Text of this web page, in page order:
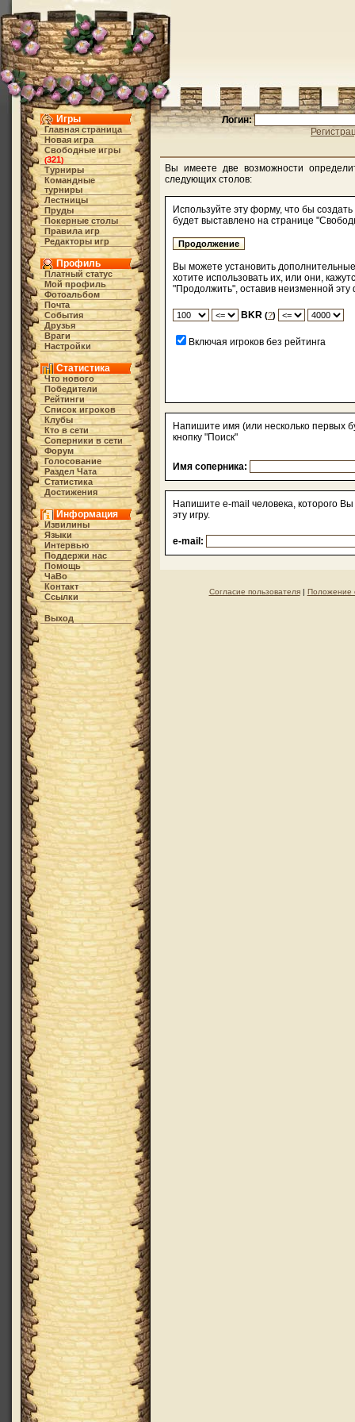
Игры
Главная страница
Новая игра
Свободные игры
(321)
Турниры
Командные
турниры
Лестницы
Пруды
Покерные столы
Правила игр
Редакторы игр
Профиль
Платный статус
Мой профиль
Фотоальбом
Почта
События
Друзья
Враги
Настройки
Статистика
Что нового
Победители
Рейтинги
Список игроков
Клубы
Кто в cети
Соперники в сети
Форум
Голосование
Раздел Чата
Статистика
Достижения
Информация
Извилины
Языки
Интервью
Поддержи нас
Помощь
ЧаВо
Контакт
Ссылки
Выход
Логин:
Вы имеете две возможности
следующих столов:
Используйте эту форму, что бы
будет выставлено на странице
Вы можете установить
хотите использовать их, или они,
"Продолжить", оставив неизменной эту
BKR (?)
Включая игроков без рейтинга
Напишите имя (или несколько первых
кнопку "Поиск"
Имя соперника:
Напишите e-mail человека, которого
эту игру.
e-mail:
Согласие пользователя| Положение